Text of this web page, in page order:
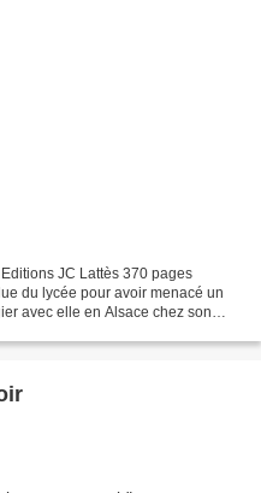
JC Lattès 370 pages
du lycée pour avoir menacé un
avec elle en Alsace chez son